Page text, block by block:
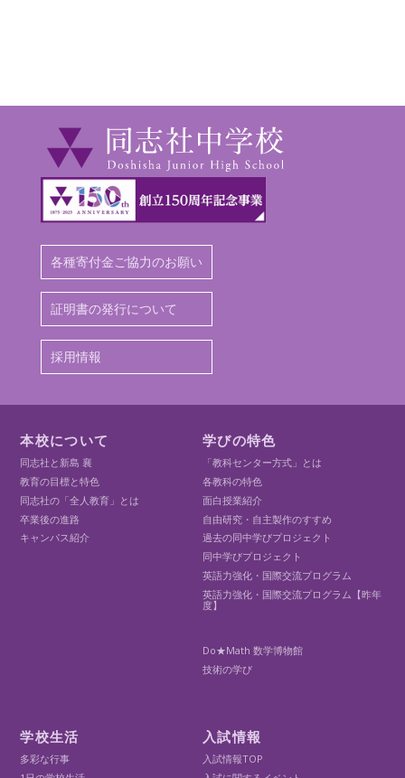
各種寄付金ご協力のお願い
証明書の発行について
採用情報
本校について
同志社と新島 襄
教育の目標と特色
同志社の「全人教育」とは
卒業後の進路
キャンパス紹介
学びの特色
「教科センター方式」とは
各教科の特色
面白授業紹介
自由研究・自主製作のすすめ
過去の同中学びプロジェクト
同中学びプロジェクト
英語力強化・国際交流プログラム
英語力強化・国際交流プログラム【昨年
度】
Do★Math 数学博物館
技術の学び
学校生活
多彩な行事
入試情報
入試情報TOP